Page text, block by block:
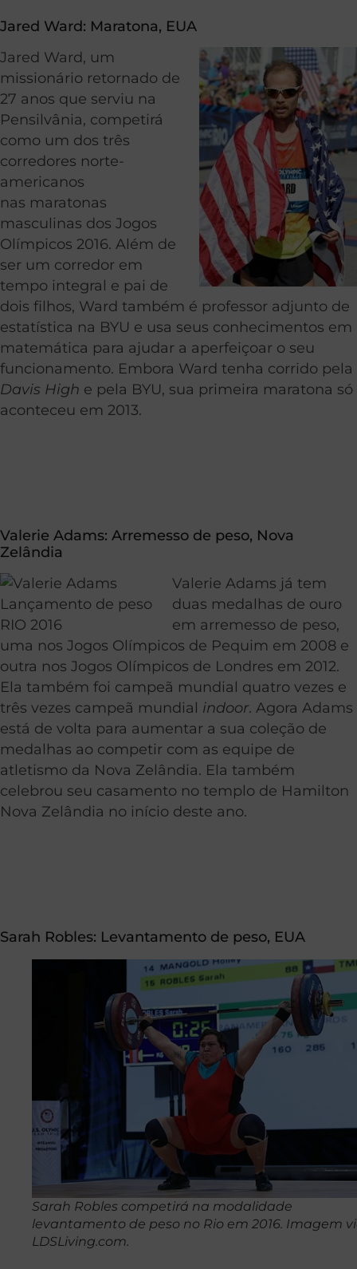
Jared Ward: Maratona, EUA
Jared Ward, um
missionário retornado de
27 anos que serviu na
Pensilvânia, competirá
como um dos três
corredores norte-
americanos
nas maratonas
masculinas dos Jogos
Olímpicos 2016. Além de
ser um corredor em
tempo integral e pai de
dois filhos, Ward também é professor adjunto de
estatística na BYU e usa seus conhecimentos em
matemática para ajudar a aperfeiçoar o seu
funcionamento. Embora Ward tenha corrido pela
Davis High e pela BYU, sua primeira maratona só
aconteceu em 2013.
Valerie Adams: Arremesso de peso, Nova
Zelândia
Valerie Adams já tem
duas medalhas de ouro
em arremesso de peso,
uma nos Jogos Olímpicos de Pequim em 2008 e
outra nos Jogos Olímpicos de Londres em 2012.
Ela também foi campeã mundial quatro vezes e
três vezes campeã mundial indoor. Agora Adams
está de volta para aumentar a sua coleção de
medalhas ao competir com as equipe de
atletismo da Nova Zelândia. Ela também
celebrou seu casamento no templo de Hamilton
Nova Zelândia no início deste ano.
Sarah Robles: Levantamento de peso, EUA
Sarah Robles competirá na modalidade
levantamento de peso no Rio em 2016. Imagem
LDSLiving.com.